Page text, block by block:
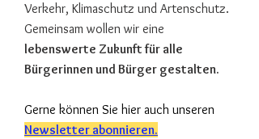
Verkehr, Klimaschutz und Artenschutz.
Gemeinsam wollen wir eine
lebenswerte Zukunft für alle
Bürgerinnen und Bürger gestalten.
Gerne können Sie hier auch unseren
Newsletter abonnieren.